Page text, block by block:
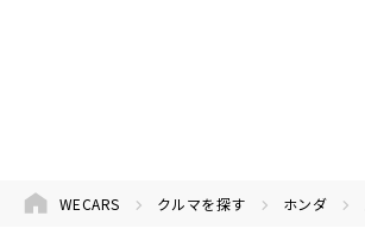
WECARS クルマを探す ホンダ